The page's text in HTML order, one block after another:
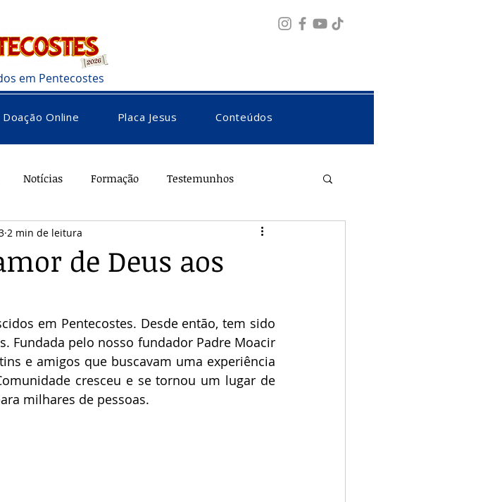
em Pentecostes
Doação Online Placa Jesus Conteúdos
Notícias Formação Testemunhos
Vocacional
de Deus aos
2 min de leitura
em Pentecostes. Desde então, tem sido
Fundada pelo nosso fundador Padre Moacir
e amigos que buscavam uma experiência
cresceu e se tornou um lugar de
milhares de pessoas.